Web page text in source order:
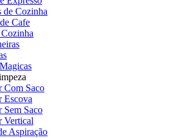
de Cozinha
Cafe
Com Saco
Escova
Sem Saco
Vertical
Aspiração